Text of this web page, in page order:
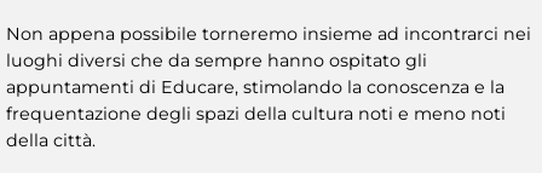
Non appena possibile torneremo insieme ad incontrarci nei
luoghi diversi che da sempre hanno ospitato gli
appuntamenti di Educare, stimolando la conoscenza e la
frequentazione degli spazi della cultura noti e meno noti
della città.